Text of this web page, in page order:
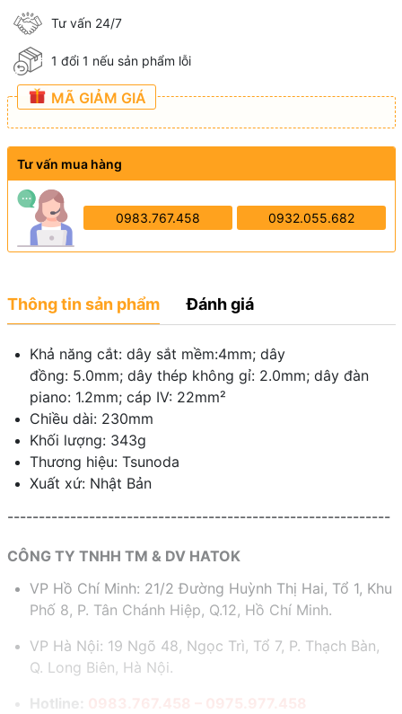
Tư vấn 24/7
1 đổi 1 nếu sản phẩm lỗi
MÃ GIẢM GIÁ
Tư vấn mua hàng
0983.767.458 0932.055.682
Thông tin sản phẩm Đánh giá
Khả năng cắt: dây sắt mềm:4mm; dây
đồng: 5.0mm; dây thép không gỉ: 2.0mm; dây đàn
piano: 1.2mm; cáp IV: 22mm²
Chiều dài: 230mm
Khối lượng: 343g
Thương hiệu: Tsunoda
Xuất xứ: Nhật Bản
-------------------------------------------------------------
CÔNG TY TNHH TM & DV HATOK
VP Hồ Chí Minh: 21/2 Đường Huỳnh Thị Hai, Tổ 1, Khu
Phố 8, P. Tân Chánh Hiệp, Q.12, Hồ Chí Minh.
VP Hà Nội: 19 Ngõ 48, Ngọc Trì, Tổ 7, P. Thạch Bàn,
Q. Long Biên, Hà Nội.
Hotline: